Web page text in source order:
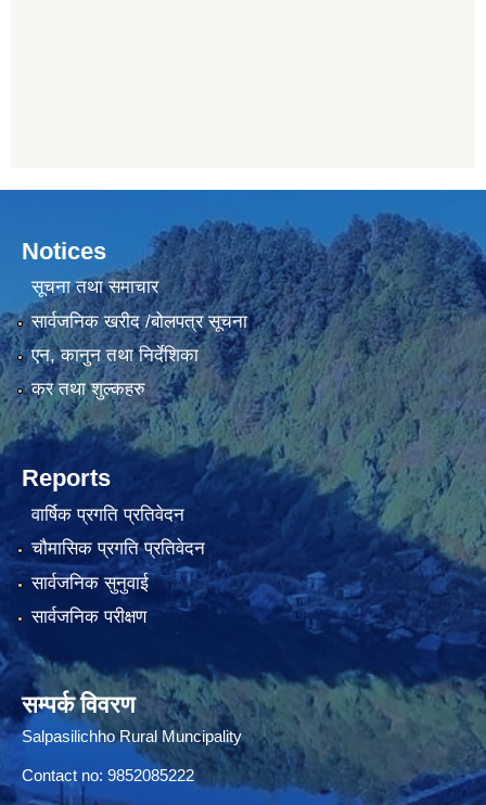
Notices
सूचना तथा समाचार
सार्वजनिक खरीद /बोलपत्र सूचना
एन, कानुन तथा निर्देशिका
कर तथा शुल्कहरु
Reports
वार्षिक प्रगति प्रतिवेदन
चौमासिक प्रगति प्रतिवेदन
सार्वजनिक सुनुवाई
सार्वजनिक परीक्षण
सम्पर्क विवरण
Salpasilichho Rural Muncipality
Contact no: 9852085222